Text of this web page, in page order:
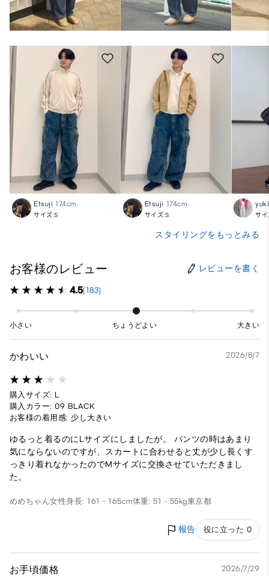
Etsuji 174cm
サイズ:S
Etsuji 174cm
サイズ:S
yuki
サイ
スタイリングをもっとみる
お客様のレビュー レビューを書く
4.5(183)
小さい ちょうどよい 大きい
かわいい 2026/8/7
購入サイズ: L
購入カラー: 09 BLACK
お客様の着用感: 少し大きい
ゆるっと着るのにLサイズにしましたが。 パンツの時はあまり
気にならないのですが、スカートに合わせると丈が少し長くす
っきり着れなかったのでMサイズに交換させていただきまし
た。
めめちゃん女性身長: 161 - 165cm体重: 51 - 55kg東京都
報告 役に立った 0
お手頃価格 2026/7/29